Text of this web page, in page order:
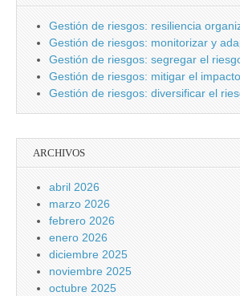
Gestión de riesgos: resiliencia
Gestión de riesgos: monitorizar y
Gestión de riesgos: segregar el
Gestión de riesgos: mitigar el impacto
Gestión de riesgos: diversificar el
ARCHIVOS
abril 2026
marzo 2026
febrero 2026
enero 2026
diciembre 2025
noviembre 2025
octubre 2025